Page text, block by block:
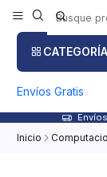
Envíos Gratis
Inicio